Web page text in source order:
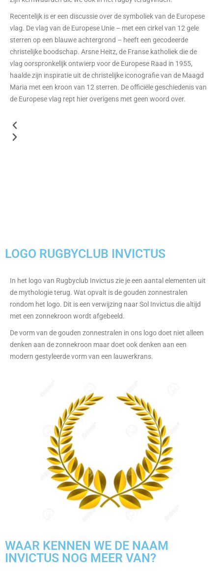
Recentelijk is er een discussie over de symboliek van de Europese
vlag. De vlag van de Europese Unie – met een cirkel van 12 gele
sterren op een blauwe achtergrond – heeft een gecodeerde
christelijke boodschap. Arsne Heitz, de Franse katholiek die de
vlag oorspronkelijk ontwierp voor de Europese Raad in 1955,
haalde zijn inspiratie uit de christelijke iconografie van de Maagd
Maria met een kroon van 12 sterren. De officiële geschiedenis van
de Europese vlag rept hier overigens met geen woord over.
LOGO RUGBYCLUB INVICTUS
In het logo van Rugbyclub Invictus zie je een aantal elementen uit
de mythologie terug. Wat opvalt is de gouden zonnestralen
rondom het logo. Dit is een verwijzing naar Sol Invictus die altijd
met een zonnekroon wordt afgebeeld.
De vorm van de gouden zonnestralen in ons logo doet niet alleen
denken aan de zonnekroon maar doet ook denken aan een
modern gestyleerde vorm van een lauwerkrans.
WAAR KENNEN WE DE NAAM
INVICTUS NOG MEER VAN?